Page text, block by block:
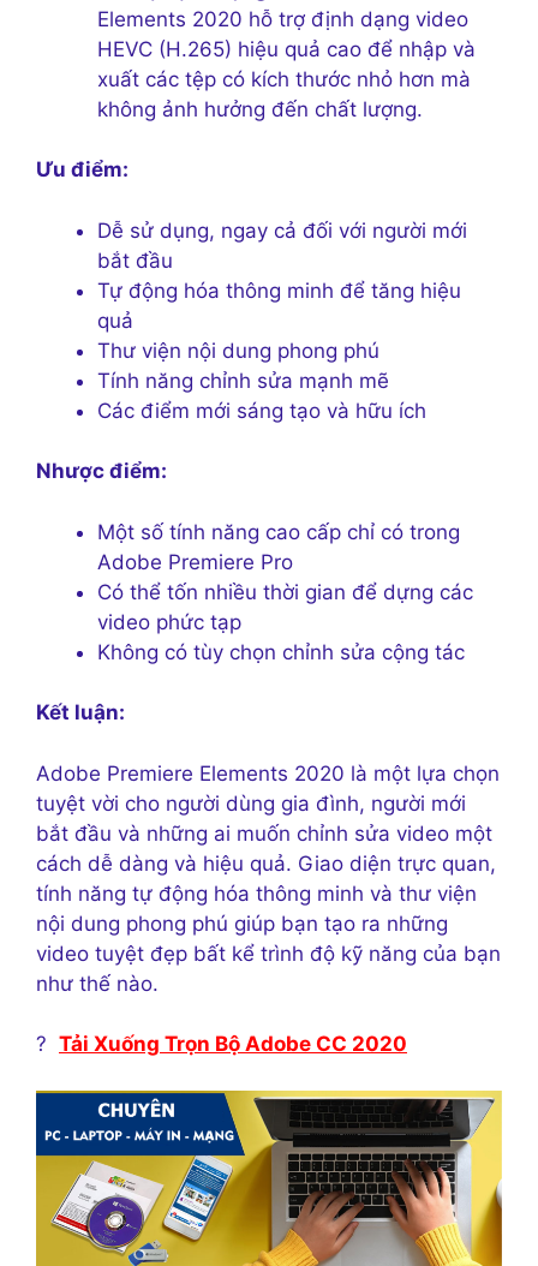
Elements 2020 hỗ trợ định dạng video
HEVC (H.265) hiệu quả cao để nhập và
xuất các tệp có kích thước nhỏ hơn mà
không ảnh hưởng đến chất lượng.
Ưu điểm:
Dễ sử dụng, ngay cả đối với người mới
bắt đầu
Tự động hóa thông minh để tăng hiệu
quả
Thư viện nội dung phong phú
Tính năng chỉnh sửa mạnh mẽ
Các điểm mới sáng tạo và hữu ích
Nhược điểm:
Một số tính năng cao cấp chỉ có trong
Adobe Premiere Pro
Có thể tốn nhiều thời gian để dựng các
video phức tạp
Không có tùy chọn chỉnh sửa cộng tác
Kết luận:
Adobe Premiere Elements 2020 là một lựa chọn
tuyệt vời cho người dùng gia đình, người mới
bắt đầu và những ai muốn chỉnh sửa video một
cách dễ dàng và hiệu quả. Giao diện trực quan,
tính năng tự động hóa thông minh và thư viện
nội dung phong phú giúp bạn tạo ra những
video tuyệt đẹp bất kể trình độ kỹ năng của bạn
như thế nào.
? Tải Xuống Trọn Bộ Adobe CC 2020